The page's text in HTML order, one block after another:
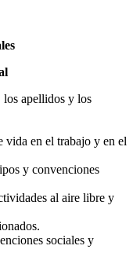
los apellidos y los
en el trabajo y en el
y convenciones
al aire libre y
sociales y